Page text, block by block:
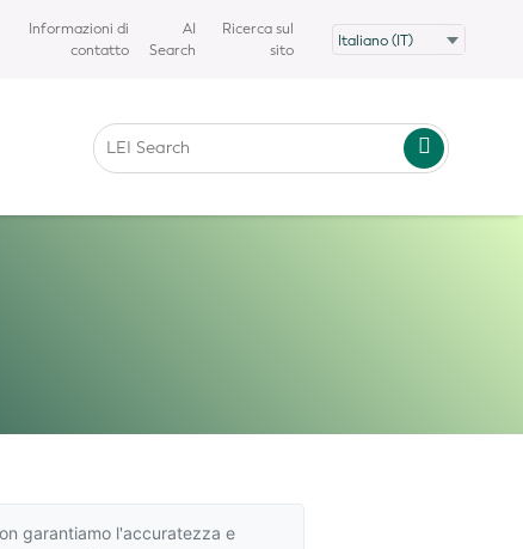
Informazioni di
contatto
AI
Search
Ricerca sul
sito
garantiamo l'accuratezza e